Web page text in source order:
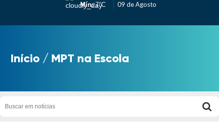
Mín:7°C
09 de Agosto
Início / MPT na Escola